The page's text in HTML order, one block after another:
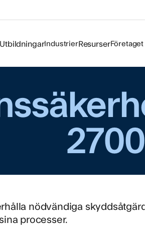
UtbildningarIndustrierResurserFöretaget
Som en del av Logiq
Certifieringen
våra kunders data, minimera
tillit i våra tjänster.
IEC 27001?
nödvändiga
processer.